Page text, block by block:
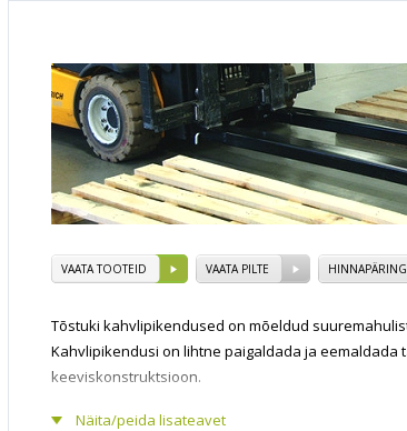
VAATA TOOTEID VAATA PILTE HINNAPÄRING
Näita/peida lisateavet
Tõstuki kahvlipikendused on mõeldud
Kahvlipikendusi on lihtne paigaldada ja
keeviskonstruktsioon.